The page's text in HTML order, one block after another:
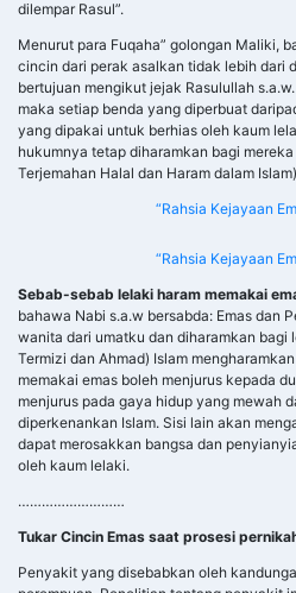
Sebab-sebab lelaki haram memakai
bahawa Nabi s.a.w bersabda: Emas dan
wanita dari umatku dan diharamkan bagi
Termizi dan Ahmad) Islam
memakai emas boleh menjurus kepada
menjurus pada gaya hidup yang mewah
diperkenankan Islam. Sisi lain akan
dapat merosakkan bangsa dan
oleh kaum lelaki.
Tukar Cincin Emas saat prosesi
Penyakit yang disebabkan oleh
perempuan. Penelitian tentang penyakit
tubuh seorang perempuan/wanita,
berbeda yang tidak dimiliki seorang laki-
mencegah unsur senyawa atom emas
sehingga saat atom ini masuk, hanya
bisa menembus lemak yang menghalangi
Penelitian lain menyebutkan bahwa di
mengenakan cincin/perhiasan dari emas,
suami/laki-laki.